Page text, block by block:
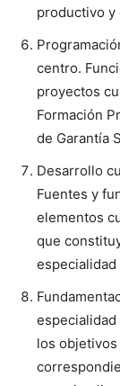
productivo y
centro.
proyectos
Formación
de Garantía
Desarrollo
Fuentes y
elementos
que
especialidad
los